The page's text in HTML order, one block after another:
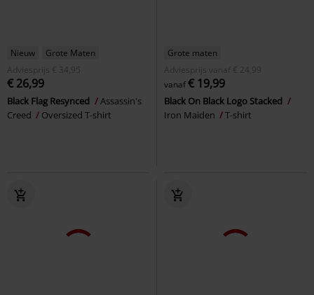
Nieuw
Grote Maten
Adviesprijs
€ 34,95
€ 26,99
Black Flag Resynced
Assassin's
Creed
Oversized T-shirt
Grote maten
Adviesprijs
vanaf € 24,99
vanaf€ 19,99
Black On Black Logo Stacked
Iron Maiden
T-shirt